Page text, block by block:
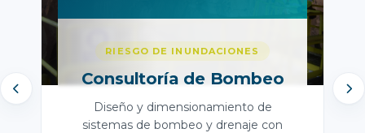
RIESGO DE INUNDACIONES
Consultoría de Bombeo
Diseño y dimensionamiento de
sistemas de bombeo y drenaje con